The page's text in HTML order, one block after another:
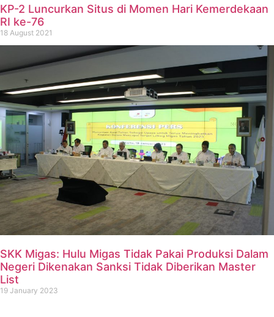
KP-2 Luncurkan Situs di Momen Hari Kemerdekaan
RI ke-76
18 August 2021
SKK Migas: Hulu Migas Tidak Pakai Produksi Dalam
Negeri Dikenakan Sanksi Tidak Diberikan Master
List
19 January 2023